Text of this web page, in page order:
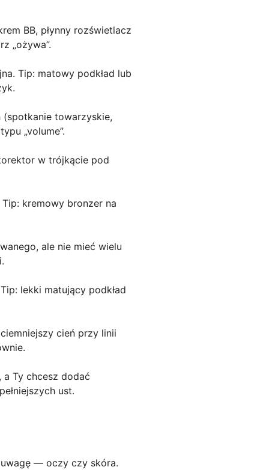
BB, płynny rozświetlacz
„ożywa”.
Tip: matowy podkład lub
towarzyskie,
„volume”.
w trójkącie pod
kremowy bronzer na
ale nie mieć wielu
lekki matujący podkład
cień przy linii
Ty chcesz dodać
ust.
— oczy czy skóra.